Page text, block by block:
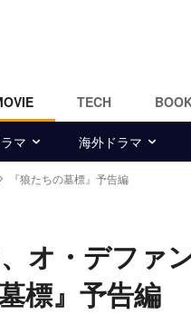
TECH
マ 海外ドラマ
『狼たちの墓標』予告編
オ・デファ
標』予告編